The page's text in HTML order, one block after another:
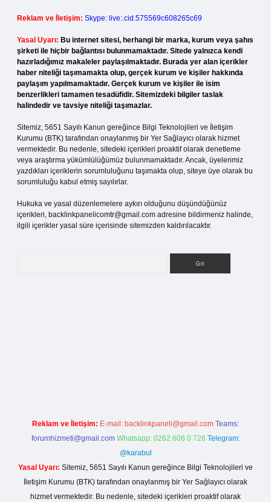
Reklam ve İletişim: Skype: live:.cid.575569c608265c69
Yasal Uyarı: Bu internet sitesi, herhangi bir marka, kurum veya şahıs
şirketi ile hiçbir bağlantısı bulunmamaktadır. Sitede yalnızca kendi
hazırladığımız makaleler paylaşılmaktadır. Burada yer alan içerikler
haber niteliği taşımamakta olup, gerçek kurum ve kişiler hakkında
paylaşım yapılmamaktadır. Gerçek kurum ve kişiler ile isim
benzerlikleri tamamen tesadüfidir. Sitemizdeki bilgiler taslak
halindedir ve tavsiye niteliği taşımazlar.
Sitemiz, 5651 Sayılı Kanun gereğince Bilgi Teknolojileri ve İletişim
Kurumu (BTK) tarafından onaylanmış bir Yer Sağlayıcı olarak hizmet
vermektedir. Bu nedenle, sitedeki içerikleri proaktif olarak denetleme
veya araştırma yükümlülüğümüz bulunmamaktadır. Ancak, üyelerimiz
yazdıkları içeriklerin sorumluluğunu taşımakta olup, siteye üye olarak bu
sorumluluğu kabul etmiş sayılırlar.
Hukuka ve yasal düzenlemelere aykırı olduğunu düşündüğünüz
içerikleri, backlinkpanelicomtr@gmail.com adresine bildirmeniz halinde,
ilgili içerikler yasal süre içerisinde sitemizden kaldırılacaktır.
Reklam ve İletişim: E-mail: backlinkpaneli@gmail.com Teams:
forumhizmeti@gmail.com Whatsapp: 0262 606 0 726 Telegram:
@karabul
Yasal Uyarı: Sitemiz, 5651 Sayılı Kanun gereğince Bilgi Teknolojileri ve
İletişim Kurumu (BTK) tarafından onaylanmış bir Yer Sağlayıcı olarak
hizmet vermektedir. Bu nedenle, sitedeki içerikleri proaktif olarak